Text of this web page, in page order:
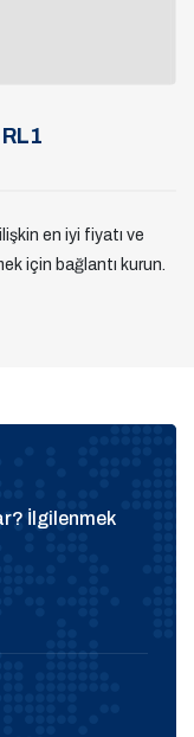
en iyi fiyatı ve
için bağlantı kurun.
İlgilenmek